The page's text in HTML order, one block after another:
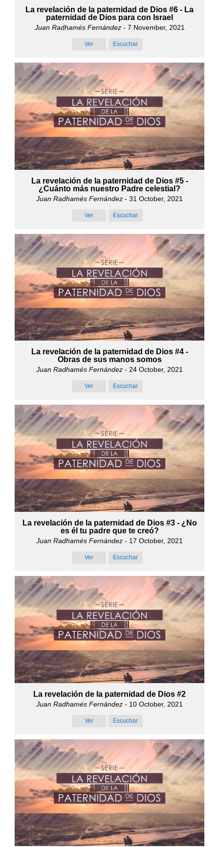
La revelación de la paternidad de Dios #6 - La
paternidad de Dios para con Israel
Juan Radhamés Fernández- 7 November, 2021
Ver Escuchar
La revelación de la paternidad de Dios #5 -
¿Cuánto más nuestro Padre celestial?
Juan Radhamés Fernández - 31 October, 2021
Ver Escuchar
La revelación de la paternidad de Dios #4 -
Obras de sus manos somos
Juan Radhamés Fernández - 24 October, 2021
Ver Escuchar
La revelación de la paternidad de Dios #3 - ¿No
es él tu padre que te creó?
Juan Radhamés Fernández - 17 October, 2021
Ver Escuchar
La revelación de la paternidad de Dios #2
Juan Radhamés Fernández - 10 October, 2021
Ver Escuchar